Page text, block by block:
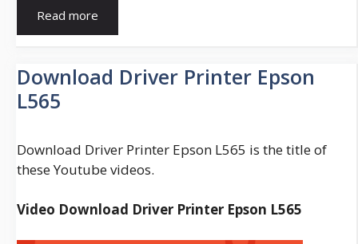
Read more
(Apakah,
Definisi,
Download Driver Printer Epson
L565
Download Driver Printer Epson L565 is the title of
these Youtube videos.
Video Download Driver Printer Epson L565